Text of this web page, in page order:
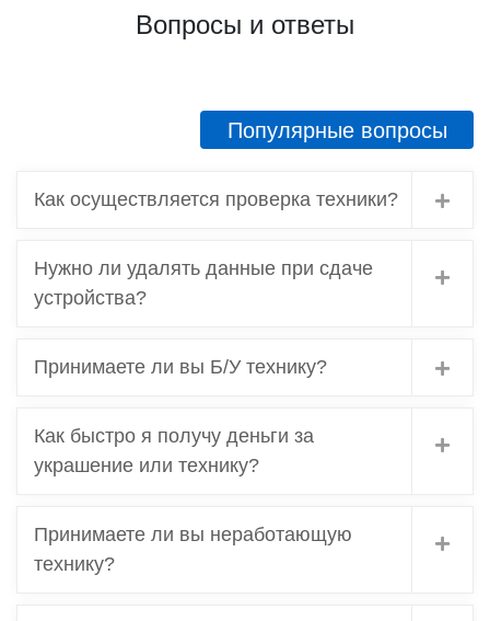
Вопросы и ответы
Популярные вопросы
Как осуществляется проверка техники?
Нужно ли удалять данные при сдаче
устройства?
Принимаете ли вы Б/У технику?
Как быстро я получу деньги за
украшение или технику?
Принимаете ли вы неработающую
технику?